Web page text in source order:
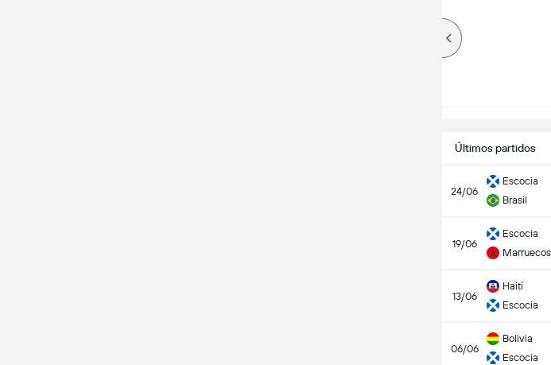
Últimos partidos
24/06
Escocia
Brasil
19/06
Escocia
Marruecos
13/06
Haití
Escocia
06/06
Bolivia
Escocia